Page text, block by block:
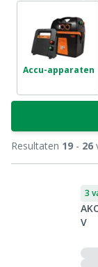
Accu-apparaten
Resultaten 19 - 26
3
V